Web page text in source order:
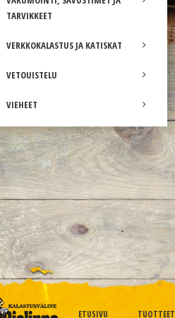
TARVIKKEET
VERKKOKALASTUS JA KATISKAT
VETOUISTELU
VIEHEET
ETUSIVU TUOTTEET